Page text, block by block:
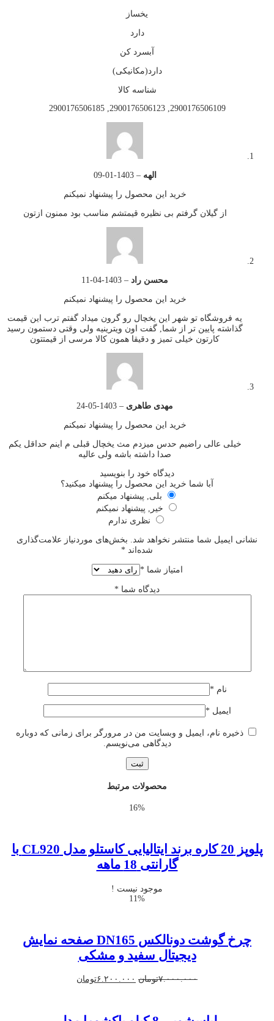
یخساز
دارد
آبسرد کن
دارد(مکانیکی)
شناسه کالا
2900176506109, 2900176506123, 2900176506185
الهه–
1403-01-09
خرید این محصول را پیشنهاد نمیکنم
از گیلان گرفتم بی نظیره قیمتشم مناسب بود ممنون ازتون
محسن راد –
1403-04-11
خرید این محصول را پیشنهاد نمیکنم
یه فروشگاه تو شهر این یخچال رو گرون میداد گفتم ترب این قیمت
گذاشته پایین تر از شما, گفت اون ویترینیه ولی وقتی دستمون رسید
کارتون خیلی تمیز و دقیقا همون کالا مرسی از قیمتتون
مهدی طاهری –
1403-05-24
خرید این محصول را پیشنهاد نمیکنم
خیلی عالی راضیم حدس میزدم مث یخچال قبلی م اینم حداقل یکم
صدا داشته باشه ولی عالیه
دیدگاه خود را بنویسید
آبا شما خرید این محصول را پیشنهاد میکنید؟
بلی, پیشنهاد میکنم
خیر, پیشنهاد نمیکنم
نظری ندارم
نشانی ایمیل شما منتشر نخواهد شد.
بخش‌های موردنیاز علامت‌گذاری
شده‌اند *
امتیاز شما*
دیدگاه شما *
نام*
ایمیل*
ذخیره نام، ایمیل و وبسایت من در مرورگر برای زمانی که دوباره
دیدگاهی می‌نویسم.
محصولات مرتبط
16%
پلوپز 20 کاره برند ایتالیایی کاستلو مدل CL920 با
گارانتی 18 ماهه
موجود نیست !
11%
چرخ گوشت دونالکس DN165 صفحه نمایش
دیجیتال سفید و مشکی
۷.۰۰۰.۰۰۰تومان قیمت
۶.۲۰۰.۰۰۰تومان